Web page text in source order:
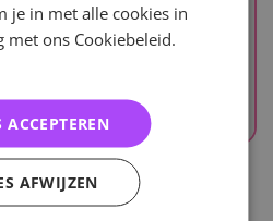
UITVERKOCHT
SuperM
je in met alle cookies in
met ons Cookiebeleid.
ACCEPTEREN
AFWIJZEN